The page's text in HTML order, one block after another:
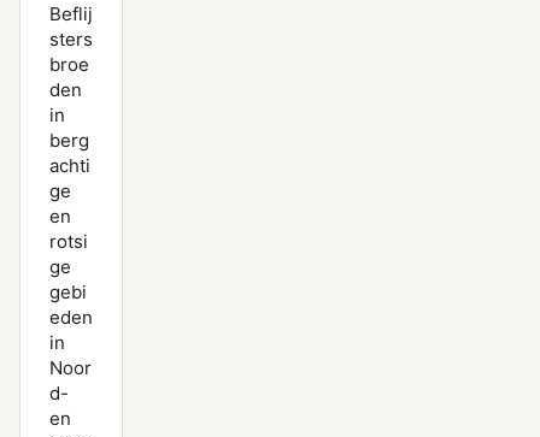
Beflij
sters
broe
den
in
berg
achti
ge
en
rotsi
ge
gebi
eden
in
Noor
d-
en